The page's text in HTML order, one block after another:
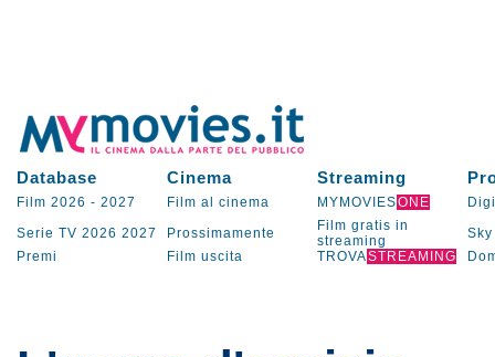
Database Cinema Streaming
Film 2026 - 2027 Film al cinema MYMOVIESONE
Serie TV 2026 2027 Prossimamente
Film gratis in
streaming
Sky
Premi
Film uscita TROVASTREAMING